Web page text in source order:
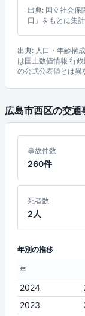
出典: 国立社会保
口」をもとに集計
出典: 人口・年齢構
は国土数値情報 行
の公式公表値とは異
広島市西区の交通
事故件数
260件
死者数
2人
年別の推移
年
2024
2023